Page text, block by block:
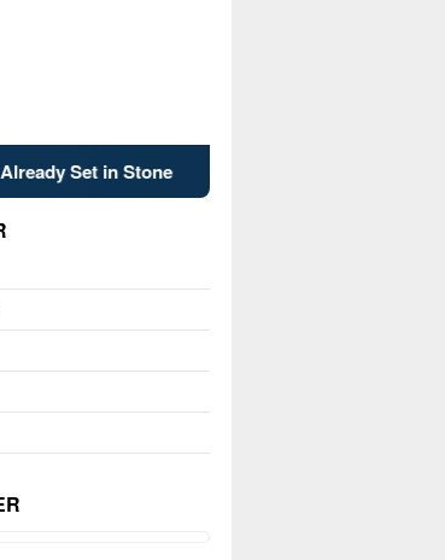
Stone Kelsey Mitchell’s Late Heroics